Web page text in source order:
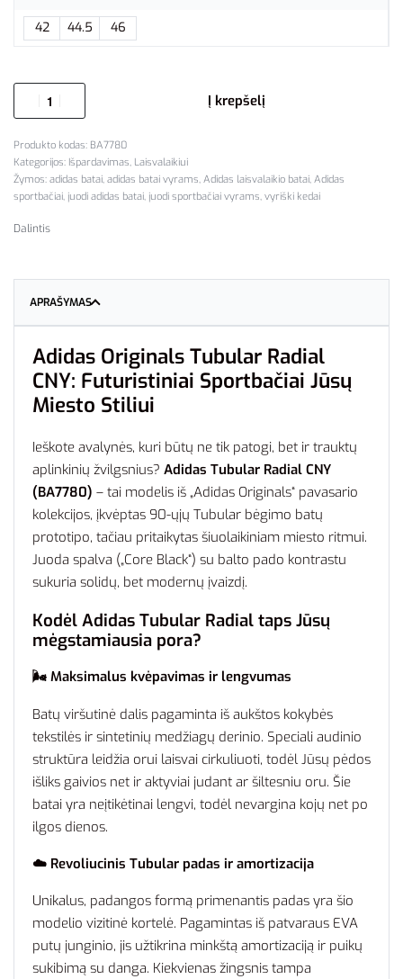
42 44.5 46
Į krepšelį
BA7780
Kategorijos: Išpardavimas, Laisvalaikiui
Žymos: adidas batai, adidas batai vyrams, Adidas laisvalaikio batai, Adidas
sportbačiai, juodi adidas batai, juodi sportbačiai vyrams, vyriški kedai
Dalintis
APRAŠYMAS
Adidas Originals Tubular Radial
CNY: Futuristiniai Sportbačiai Jūsų
Miesto Stiliui
Ieškote avalynės, kuri būtų ne tik patogi, bet ir trauktų
aplinkinių žvilgsnius? Adidas Tubular Radial CNY
(BA7780) – tai modelis iš „Adidas Originals“ pavasario
kolekcijos, įkvėptas 90-ųjų Tubular bėgimo batų
prototipo, tačiau pritaikytas šiuolaikiniam miesto ritmui.
Juoda spalva („Core Black“) su balto pado kontrastu
sukuria solidų, bet modernų įvaizdį.
Kodėl Adidas Tubular Radial taps Jūsų
mėgstamiausia pora?
🌬️ Maksimalus kvėpavimas ir lengvumas
Batų viršutinė dalis pagaminta iš aukštos kokybės
tekstilės ir sintetinių medžiagų derinio. Speciali audinio
struktūra leidžia orui laisvai cirkuliuoti, todėl Jūsų pėdos
išliks gaivios net ir aktyviai judant ar šiltesniu oru. Šie
batai yra neįtikėtinai lengvi, todėl nevargina kojų net po
ilgos dienos.
☁️ Revoliucinis Tubular padas ir amortizacija
Unikalus, padangos formą primenantis padas yra šio
modelio vizitinė kortelė. Pagamintas iš patvaraus EVA
putų junginio, jis užtikrina minkštą amortizaciją ir puikų
sukibimą su danga. Kiekvienas žingsnis tampa